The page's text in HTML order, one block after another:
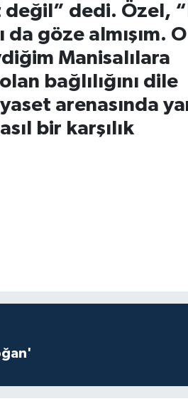
dedi. Özel,
göze almışım. O
Manisalılara
bağlılığını dile
arenasında
bir karşılık